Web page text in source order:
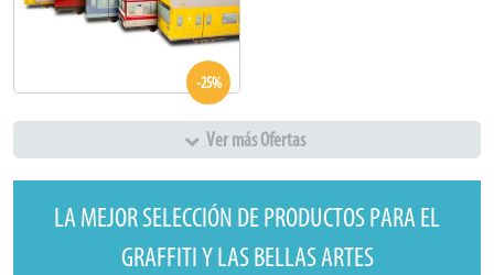
-25%
Ver más Ofertas
LA MEJOR SELECCIÓN DE PRODUCTOS PARA EL
GRAFFITI Y LAS BELLAS ARTES